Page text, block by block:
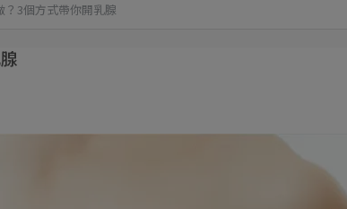
？3個方式帶你開乳腺